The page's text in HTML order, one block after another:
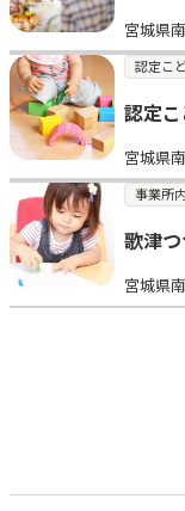
宮城県
認定こ
認定
宮城県
事業所
歌津
宮城県